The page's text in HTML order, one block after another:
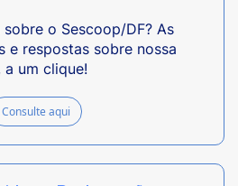
o Sescoop/DF? As
e respostas sobre nossa
um clique!
Consulte aqui